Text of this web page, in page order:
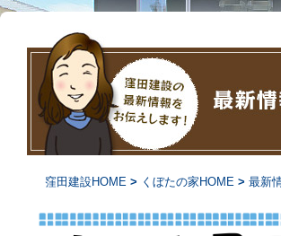
窪田建設HOME > くぼたの家HOME > 最新